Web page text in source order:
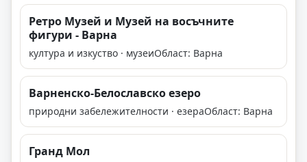
Ретро Музей и Музей на восъчните
фигури - Варна
култура и изкуство · музеиОбласт: Варна
Варненско-Белославско езеро
природни забележителности · езераОбласт: Варна
Гранд Мол